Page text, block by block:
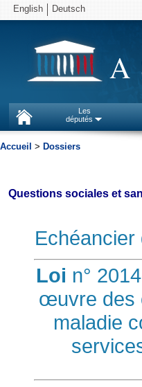
English Deutsch
Les
députés
Accueil > Dossiers
Questions sociales et
Loi n°
œuvre des
maladie